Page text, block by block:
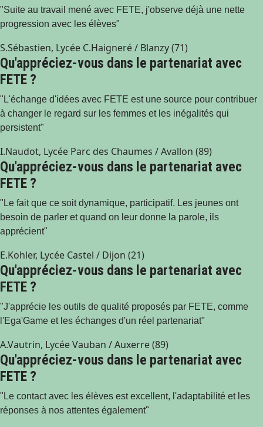
"Suite au travail mené avec FETE, j'observe déjà une nette
progression avec les élèves"
S.Sébastien, Lycée C.Haigneré / Blanzy (71)
Qu'appréciez-vous dans le partenariat avec
FETE ?
"L'échange d'idées avec FETE est une source pour contribuer
à changer le regard sur les femmes et les inégalités qui
persistent"
I.Naudot, Lycée Parc des Chaumes / Avallon (89)
Qu'appréciez-vous dans le partenariat avec
FETE ?
"Le fait que ce soit dynamique, participatif. Les jeunes ont
besoin de parler et quand on leur donne la parole, ils
apprécient"
E.Kohler, Lycée Castel / Dijon (21)
Qu'appréciez-vous dans le partenariat avec
FETE ?
"J'apprécie les outils de qualité proposés par FETE, comme
l'Ega'Game et les échanges d'un réel partenariat"
A.Vautrin, Lycée Vauban / Auxerre (89)
Qu'appréciez-vous dans le partenariat avec
FETE ?
"Le contact avec les élèves est excellent, l'adaptabilité et les
réponses à nos attentes également"